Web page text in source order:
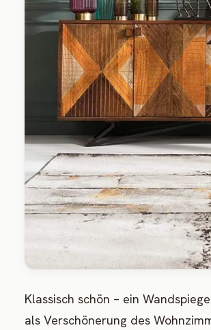
Klassisch schön – ein
als Verschönerung des